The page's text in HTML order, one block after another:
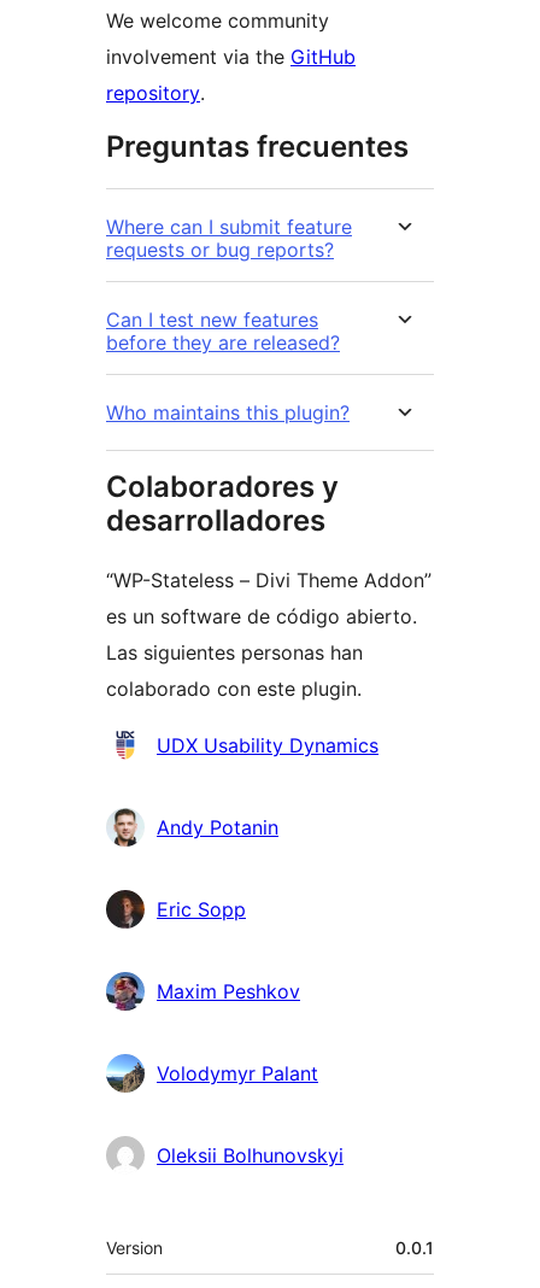
We welcome community
involvement via the GitHub
repository.
Preguntas frecuentes
Where can I submit feature
requests or bug reports?
Can I test new features
before they are released?
Who maintains this plugin?
Colaboradores y
desarrolladores
“WP-Stateless – Divi Theme Addon”
es un software de código abierto.
Las siguientes personas han
colaborado con este plugin.
Colaboradores
UDX Usability Dynamics
Andy Potanin
Eric Sopp
Maxim Peshkov
Volodymyr Palant
Oleksii Bolhunovskyi
Meta
Version 0.0.1